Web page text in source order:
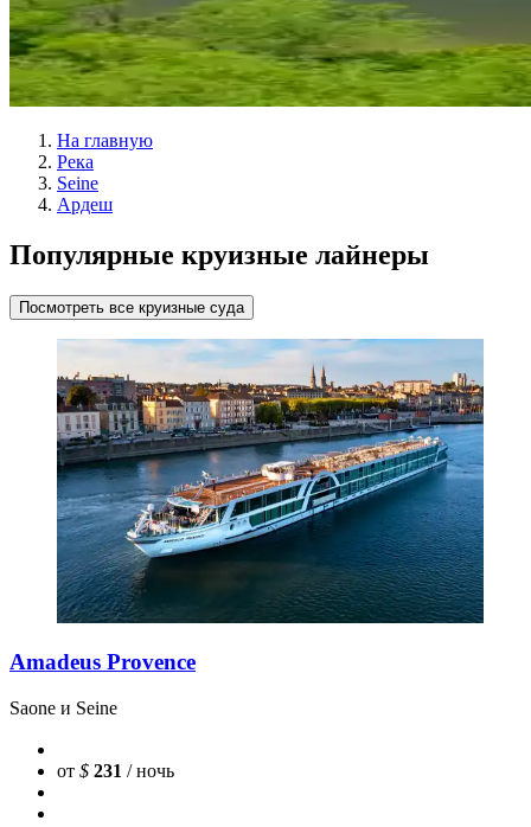
На главную
Река
Seine
Ардеш
Популярные круизные лайнеры
Посмотреть все круизные суда
Amadeus Provence
Saone и Seine
от $ 231 / ночь